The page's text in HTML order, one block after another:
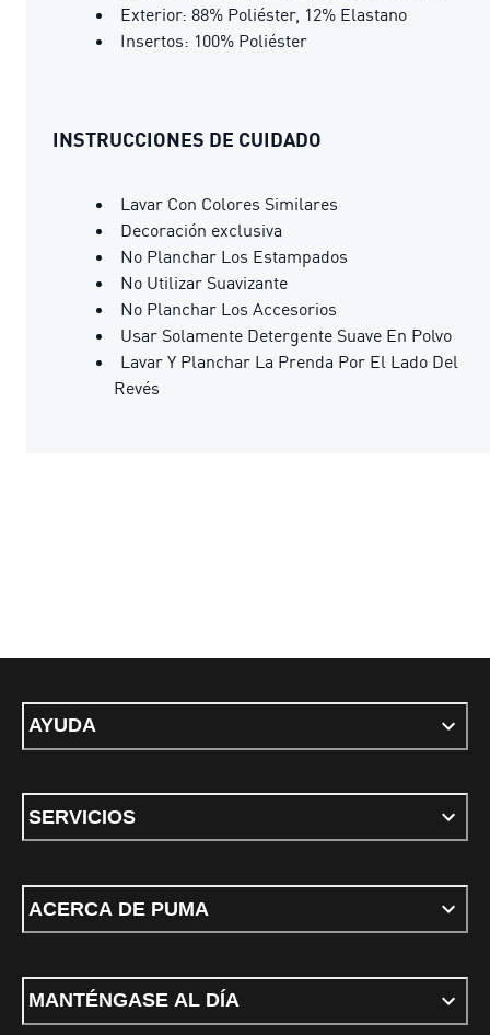
Exterior: 88% Poliéster, 12% Elastano
Insertos: 100% Poliéster
INSTRUCCIONES DE CUIDADO
Lavar Con Colores Similares
Decoración exclusiva
No Planchar Los Estampados
No Utilizar Suavizante
No Planchar Los Accesorios
Usar Solamente Detergente Suave En Polvo
Lavar Y Planchar La Prenda Por El Lado Del
Revés
AYUDA
SERVICIOS
ACERCA DE PUMA
MANTÉNGASE AL DÍA